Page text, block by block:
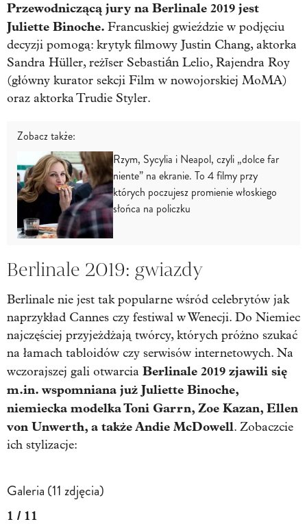
Przewodniczącą jury na Berlinale 2019 jest
Juliette Binoche. Francuskiej gwieździe w podjęciu
decyzji pomogą: krytyk filmowy Justin Chang, aktorka
Sandra Hüller, reżīser Sebastián Lelio, Rajendra Roy
(główny kurator sekcji Film w nowojorskiej MoMA)
oraz aktorka Trudie Styler.
Zobacz także:
Rzym, Sycylia i Neapol, czyli „dolce far
niente” na ekranie. To 4 filmy przy
których poczujesz promienie włoskiego
słońca na policzku
Berlinale 2019: gwiazdy
Berlinale nie jest tak popularne wśród celebrytów jak
naprzykład Cannes czy festiwal w Wenecji. Do Niemiec
najczęściej przyjeżdżają twórcy, których próżno szukać
na łamach tabloidów czy serwisów internetowych. Na
wczorajszej gali otwarcia Berlinale 2019 zjawili się
m.in. wspomniana już Juliette Binoche,
niemiecka modelka Toni Garrn, Zoe Kazan, Ellen
von Unwerth, a także Andie McDowell. Zobaczcie
ich stylizacje:
Galeria (11 zdjęcia)
1 / 11